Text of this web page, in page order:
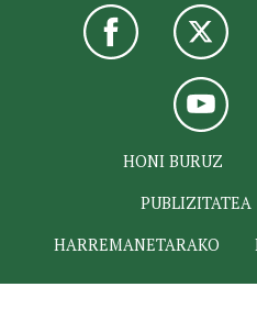
HONI BURUZ
PUBLIZITATEA
HARREMANETARAKO